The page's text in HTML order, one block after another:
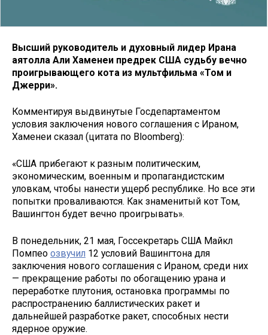
Высший руководитель и духовный лидер Ирана
аятолла Али Хаменеи предрек США судьбу вечно
проигрывающего кота из мультфильма «Том и
Джерри».
Комментируя выдвинутые Госдепартаментом
условия заключения нового соглашения с Ираном,
Хаменеи сказал (цитата по Bloomberg):
«США прибегают к разным политическим,
экономическим, военным и пропагандистским
уловкам, чтобы нанести ущерб республике. Но все эти
попытки проваливаются. Как знаменитый кот Том,
Вашингтон будет вечно проигрывать».
В понедельник, 21 мая, Госсекретарь США Майкл
Помпео озвучил 12 условий Вашингтона для
заключения нового соглашения с Ираном, среди них
— прекращение работы по обогащению урана и
переработке плутония, остановка программы по
распространению баллистических ракет и
дальнейшей разработке ракет, способных нести
ядерное оружие.